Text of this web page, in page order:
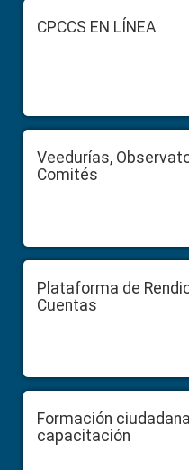
FooterCPCCS EN LÍNEA
Veedurías,
Comités
Plataforma de
Cuentas
Formación
capacitación